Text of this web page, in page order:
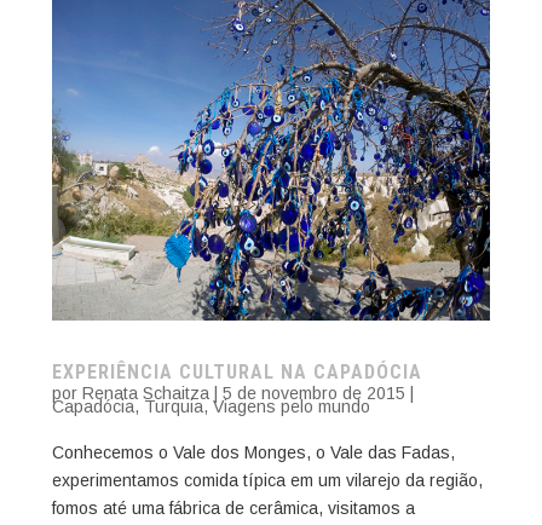
EXPERIÊNCIA CULTURAL NA CAPADÓCIA
por Renata Schaitza| 5 de novembro de 2015
Capadócia, Turquia, Viagens pelo mundo
Conhecemos o Vale dos Monges, o Vale das Fadas,
experimentamos comida típica em um vilarejo da região,
fomos até uma fábrica de cerâmica, visitamos a